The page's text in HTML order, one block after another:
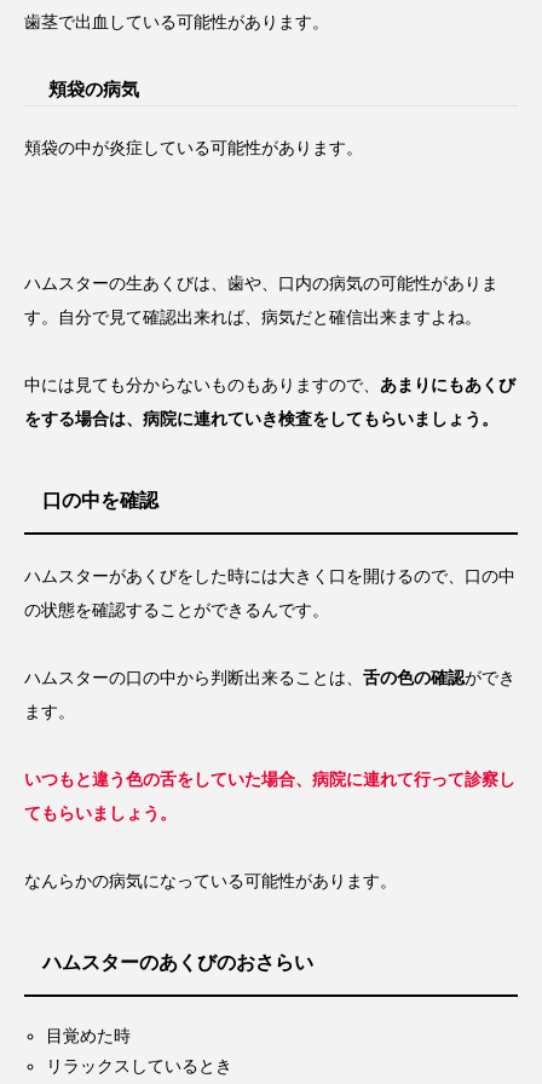
歯茎で出血している可能性があります。
頬袋の病気
頬袋の中が炎症している可能性があります。
ハムスターの生あくびは、歯や、口内の病気の可能性がありま
す。自分で見て確認出来れば、病気だと確信出来ますよね。
中には見ても分からないものもありますので、 あまりにもあくび
をする場合は、病院に連れていき検査をしてもらいましょう。
口の中を確認
ハムスターがあくびをした時には大きく口を開けるので、口の中
の状態を確認することができるんです。
ハムスターの口の中から判断出来ることは、 舌の色の確認ができ
ます。
いつもと違う色の舌をしていた場合、病院に連れて行って診察し
てもらいましょう。
なんらかの病気になっている可能性があります。
ハムスターのあくびのおさらい
目覚めた時
リラックスしているとき